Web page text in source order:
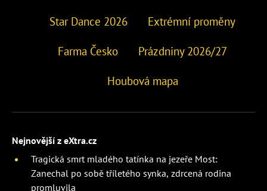
Star Dance 2026 Extrémní proměny
Farma Česko Prázdniny 2026/27
Houbová mapa
Nejnovější z eXtra.cz
Tragická smrt mladého tatínka na jezeře Most:
Zanechal po sobě tříletého synka, zdrcená rodina
promluvila